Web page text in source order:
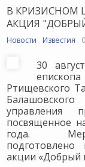
В КРИЗИСНОМ
АКЦИЯ
Новости Известия
30
Ртищевского
управления
посвященное
года.
акции «Добрый